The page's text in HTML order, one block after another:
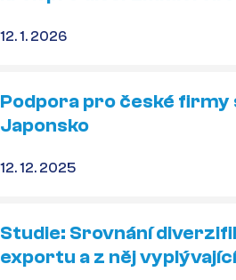
12. 1. 2026
Podpora pro české firmy
Japonsko
12. 12. 2025
Studie: Srovnání
exportu a z něj